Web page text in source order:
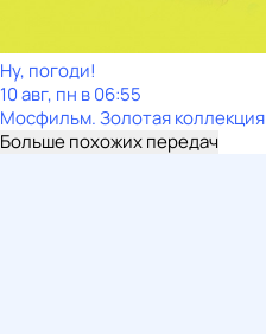
Ну, погоди!
10 авг, пн в 06:55
Мосфильм. Золотая коллекция
Больше похожих передач